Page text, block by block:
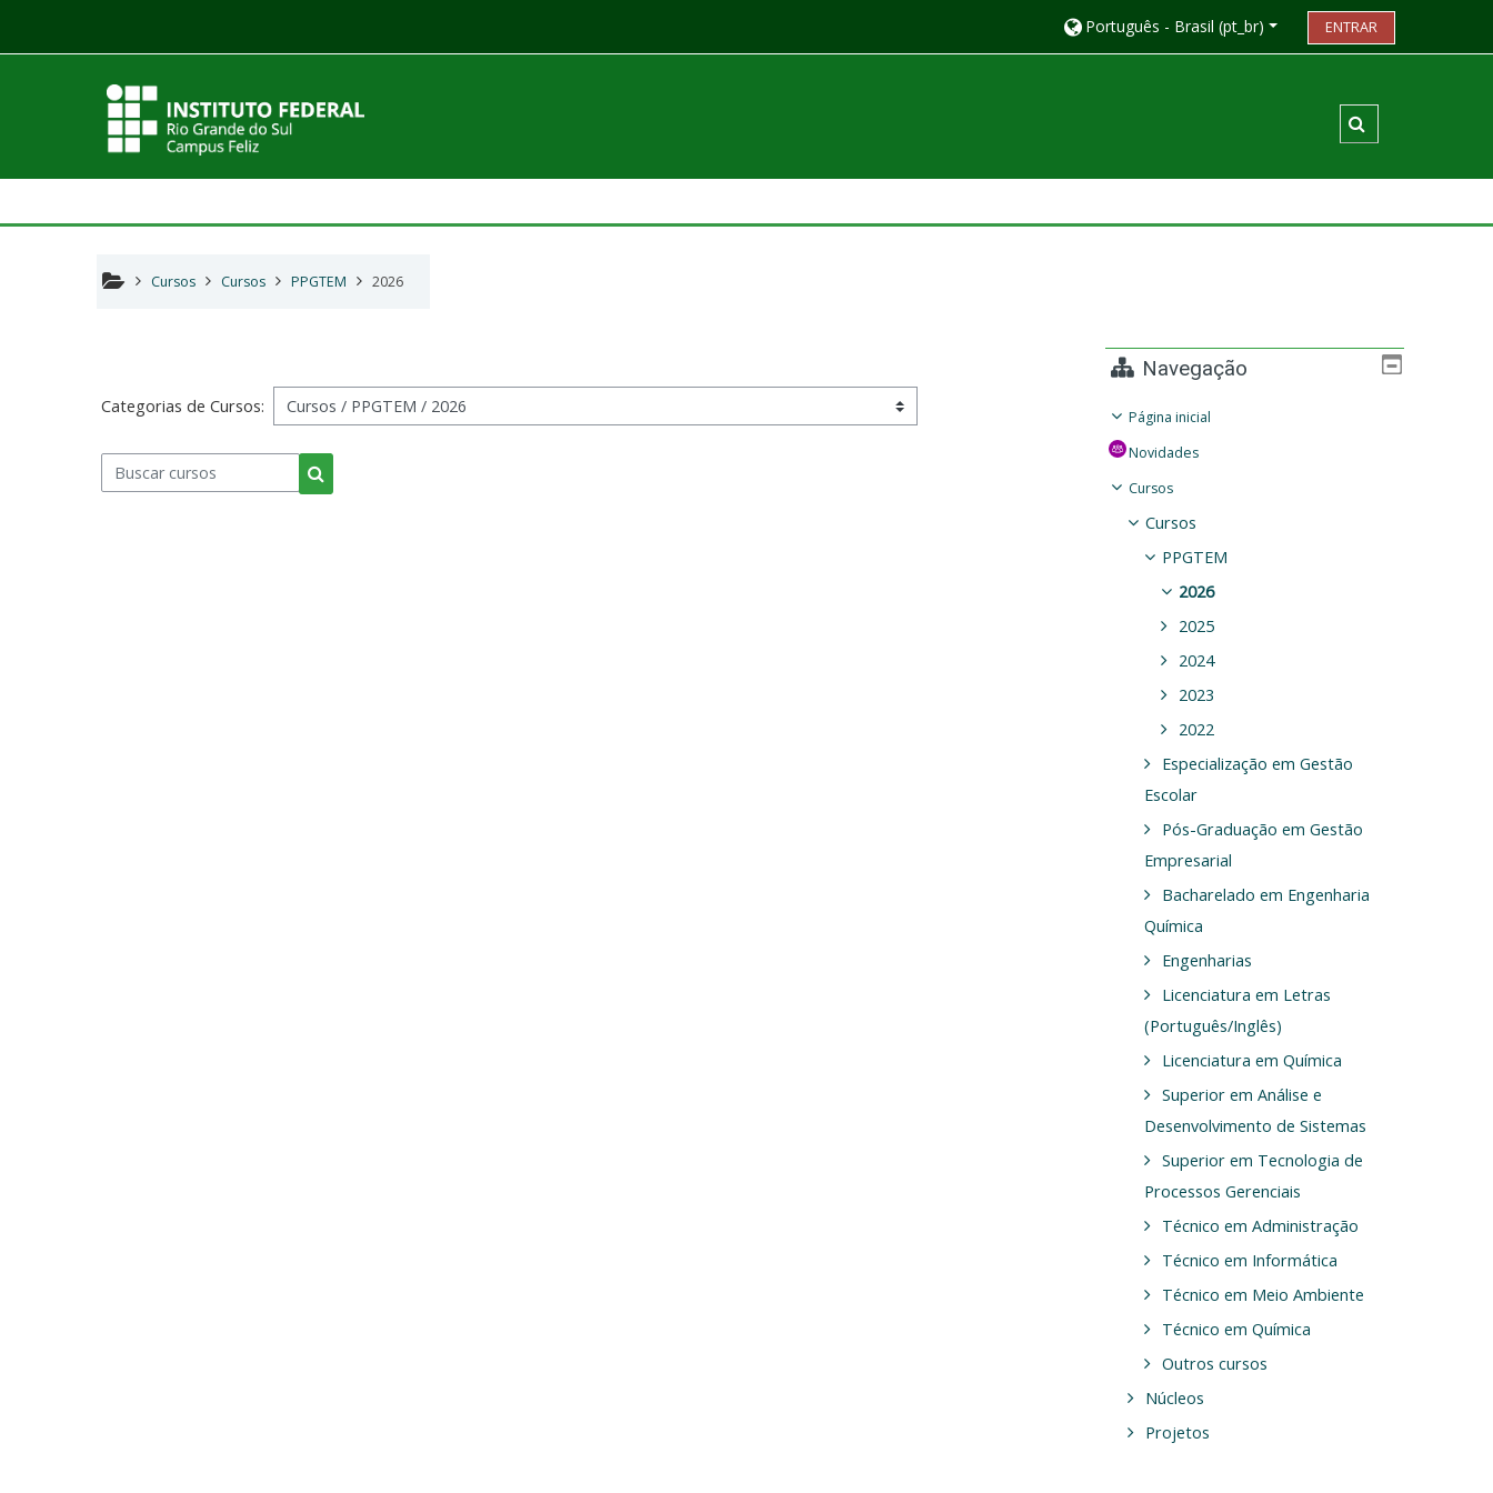
Português - Brasil ‎(pt_br)‎ ENTRAR
Cursos Cursos PPGTEM 2026
Categorias de Cursos:
Buscar cursos
Buscar cursos
Navegação
Página inicial
Novidades
Cursos
Cursos
PPGTEM
2026
2025
2024
2023
2022
Especialização em Gestão
Escolar
Pós-Graduação em Gestão
Empresarial
Bacharelado em Engenharia
Química
Engenharias
Licenciatura em Letras
(Português/Inglês)
Licenciatura em Química
Superior em Análise e
Desenvolvimento de Sistemas
Superior em Tecnologia de
Processos Gerenciais
Técnico em Administração
Técnico em Informática
Técnico em Meio Ambiente
Técnico em Química
Outros cursos
Núcleos
Projetos